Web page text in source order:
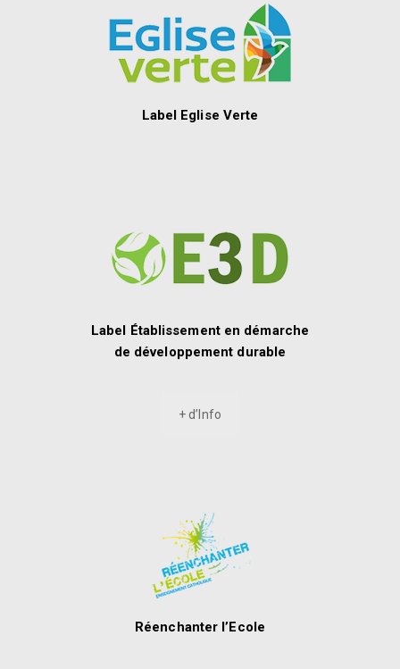
Label Eglise Verte
Label Établissement en démarche
de développement durable
+ d’Info
Réenchanter l’Ecole